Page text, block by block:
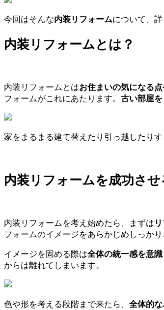
今回はそんな内装リフォームについて、
内装リフォームとは？
内装リフォームとはお住まいの気になる
フォームがこれにあたります。 古い部屋
家をまるまる建て替えたり引っ越したり
内装リフォームを成功させ
内装リフォームを考え始めたら、まずは
フォームのイメージをあらかじめしっか
イメージを固める際は全体の統一感を意識
からは離れてしまいます。
色や形を考える段階まで来たら、 全体的